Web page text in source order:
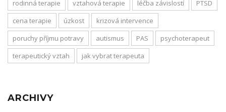
rodinná terapie
vztahová terapie léčba závislostí
PTSD
cena terapie
úzkost
krizová intervence
poruchy příjmu potravy
autismus PAS
psychoterapeut
terapeutický vztah
jak vybrat terapeuta
ARCHIVY